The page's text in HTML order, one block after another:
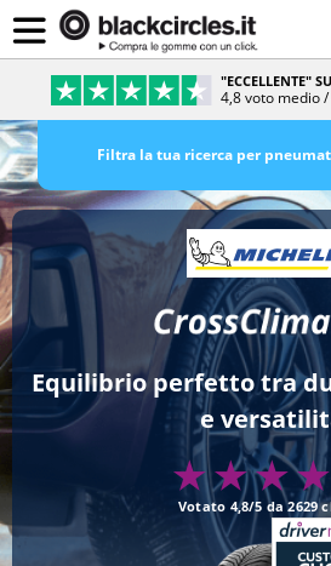
PAGAMENTO SICURO &
Sicurezza e comodità al
Filtra la tua ricerca per
Equilibrio perfetto tra
e
Votato 4,8/5 da 2629